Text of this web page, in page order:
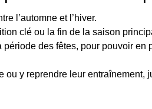
l’automne et l’hiver.
clé ou la fin de la saison
des fêtes, pour pouvoir en
ou y reprendre leur entraînement,